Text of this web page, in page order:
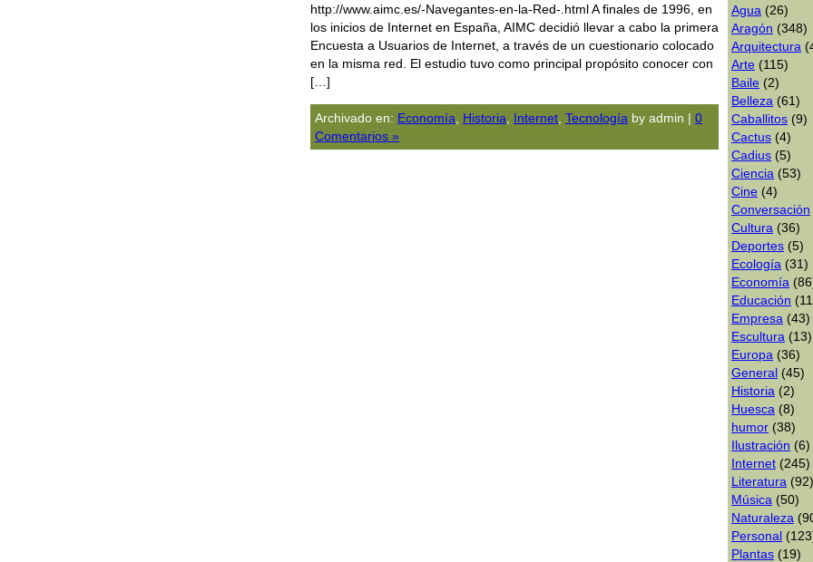
http://www.aimc.es/-Navegantes-en-la-Red-.html A finales de 1996, en
los inicios de Internet en España, AIMC decidió llevar a cabo la primera
Encuesta a Usuarios de Internet, a través de un cuestionario colocado
en la misma red. El estudio tuvo como principal propósito conocer con
[…]
Archivado en: Economía Historia Internet Tecnologí­a by admin | 0
Comentarios »
Agua (26)
Aragón (348)
Arquitectura
Arte (115)
Baile (2)
Belleza (61)
Caballitos (9)
Cactus (4)
Cadius (5)
Ciencia (53)
Cine (4)
Conversación
Cultura (36)
Deportes (5)
Ecologí­a (31)
Economía
Educación
Empresa (43)
Escultura (13)
Europa (36)
General (45)
Historia (2)
Huesca (8)
humor (38)
Ilustración (6)
Internet (245)
Literatura (92)
Música (50)
Naturaleza
Personal
Plantas (19)